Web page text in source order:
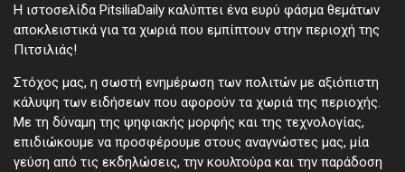
Η ιστοσελίδα PitsiliaDaily καλύπτει ένα ευρύ φάσμα θεμάτων
αποκλειστικά για τα χωριά που εμπίπτουν στην περιοχή της
Πιτσιλιάς!
Στόχος μας, η σωστή ενημέρωση των πολιτών με αξιόπιστη
κάλυψη των ειδήσεων που αφορούν τα χωριά της περιοχής.
Με τη δύναμη της ψηφιακής μορφής και της τεχνολογίας,
επιδιώκουμε να προσφέρουμε στους αναγνώστες μας, μία
γεύση από τις εκδηλώσεις, την κουλτούρα και την παράδοση